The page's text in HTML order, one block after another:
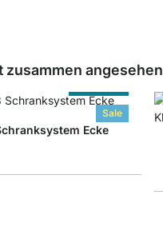
zusammen angesehen
Sale
Ecke